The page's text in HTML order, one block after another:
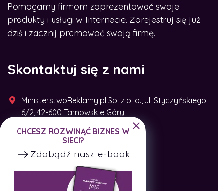
Pomagamy firmom zaprezentować swoje
produkty i usługi w Internecie. Zarejestruj się już
dziś i zacznij promować swoją firmę.
Skontaktuj się z nami
MinisterstwoReklamy.pl Sp. z o. o., ul. Styczyńskiego
6/2, 42-600 Tarnowskie Góry
+48 791 493 287
CHCESZ ROZWINĄĆ BIZNES W
SIECI?
Zdobądź nasz e-book